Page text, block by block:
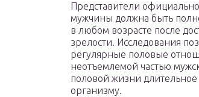
Представители
мужчины должна быть
в любом возрасте после
зрелости. Исследования
регулярные половые
неотъемлемой частью
половой жизни
организму.